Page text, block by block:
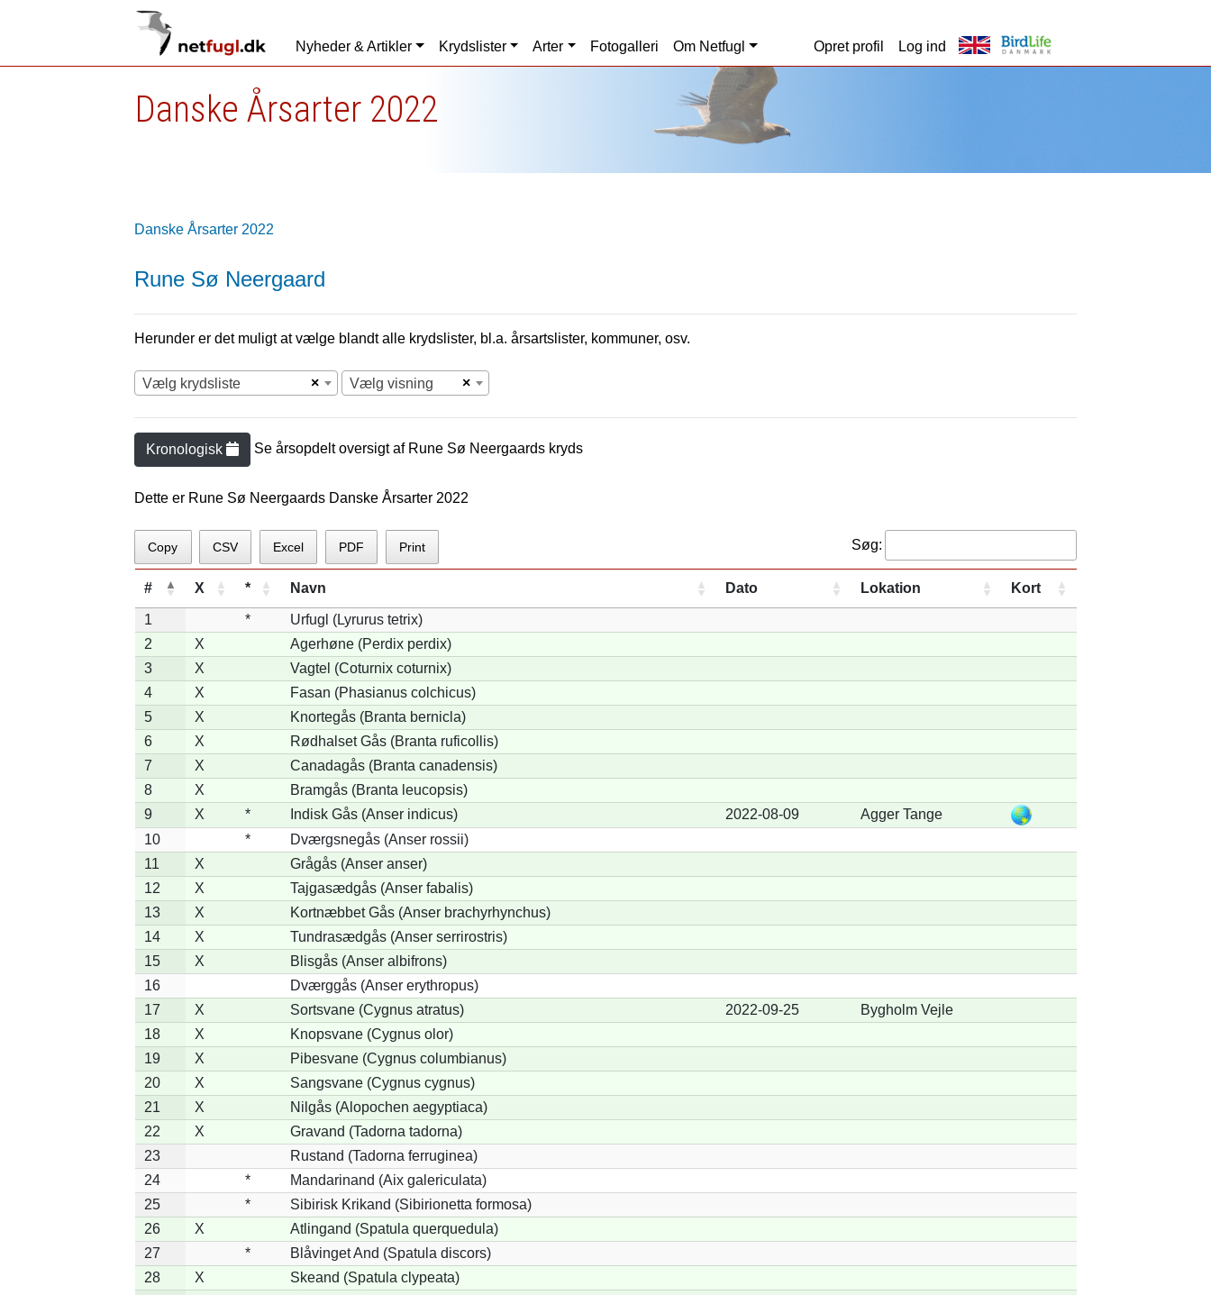
Nyheder & Artikler Krydslister Arter Fotogalleri Om Netfugl Opret profil Log ind
Danske Årsarter 2022
Danske Årsarter 2022
Rune Sø Neergaard
Herunder er det muligt at vælge blandt alle krydslister, bl.a. årsartslister, kommuner, osv.
×
Vælg krydsliste ×
Vælg visning
Kronologisk Se årsopdelt oversigt af Rune Sø Neergaards kryds
Dette er Rune Sø Neergaards Danske Årsarter 2022
Copy CSV Excel PDF Print Søg:
# X * Navn Dato Lokation Kort
1 *
Urfugl (Lyrurus tetrix)
2
X
Agerhøne (Perdix perdix)
3
X
Vagtel (Coturnix coturnix)
4
X
Fasan (Phasianus colchicus)
5
X
Knortegås (Branta bernicla)
6
X
Rødhalset Gås (Branta ruficollis)
7
X
Canadagås (Branta canadensis)
8
X
Bramgås (Branta leucopsis)
9
X * Indisk Gås (Anser indicus) 2022-08-09
Agger Tange
10
*
Dværgsnegås (Anser rossii)
11
X
Grågås (Anser anser)
12
X
Tajgasædgås (Anser fabalis)
13
X
Kortnæbbet Gås (Anser brachyrhynchus)
14
X
Tundrasædgås (Anser serrirostris)
15
X
Blisgås (Anser albifrons)
16
Dværggås (Anser erythropus)
17
X Sortsvane (Cygnus atratus) 2022-09-25
Bygholm Vejle
18
X
Knopsvane (Cygnus olor)
19
X
Pibesvane (Cygnus columbianus)
20
X
Sangsvane (Cygnus cygnus)
21
X
Nilgås (Alopochen aegyptiaca)
22
X
Gravand (Tadorna tadorna)
23
Rustand (Tadorna ferruginea)
24
*
Mandarinand (Aix galericulata)
25
*
Sibirisk Krikand (Sibirionetta formosa)
26
X
Atlingand (Spatula querquedula)
27
*
Blåvinget And (Spatula discors)
28
X
Skeand (Spatula clypeata)